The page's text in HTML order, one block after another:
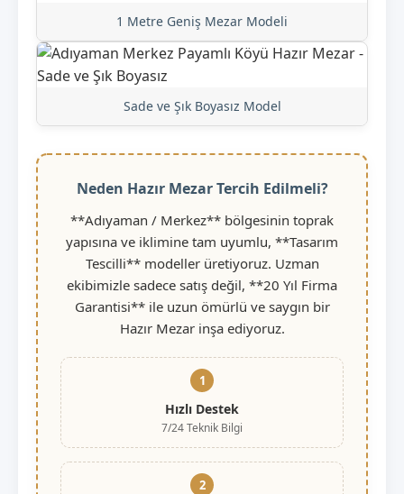
1 Metre Geniş Mezar Modeli
Sade ve Şık Boyasız Model
Neden Hazır Mezar Tercih Edilmeli?
**Adıyaman / Merkez** bölgesinin toprak
yapısına ve iklimine tam uyumlu, **Tasarım
Tescilli** modeller üretiyoruz. Uzman
ekibimizle sadece satış değil, **20 Yıl Firma
Garantisi** ile uzun ömürlü ve saygın bir
Hazır Mezar inşa ediyoruz.
1
Hızlı Destek
7/24 Teknik Bilgi
2